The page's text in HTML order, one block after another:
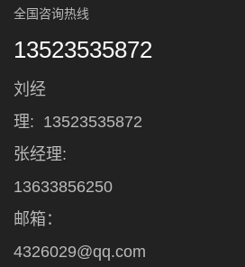
全国咨询热线
13523535872
刘经
理: 13523535872
张经理:
13633856250
邮箱：
4326029@qq.com